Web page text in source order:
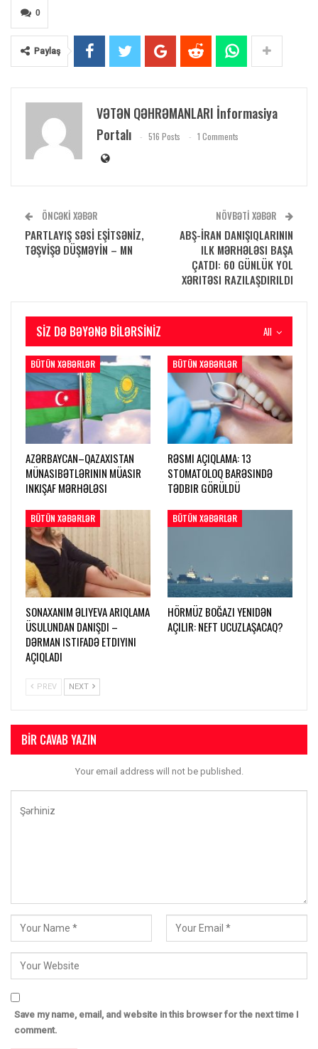
0
Paylaş
VƏTƏN QƏHRƏMANLARI İnformasiya
Portalı
516 Posts 1 Comments
ÖNCƏKI XƏBƏR
PARTLAYIŞ SƏSİ EŞİTSƏNİZ,
TƏŞVİŞƏ DÜŞMƏYİN – MN
NÖVBƏTI XƏBƏR
ABŞ-İRAN DANIŞIQLARININ
ILK MƏRHƏLƏSI BAŞA
ÇATDI: 60 GÜNLÜK YOL
XƏRITƏSI RAZILAŞDIRILDI
All
SIZ DƏ BƏYƏNƏ BILƏRSINIZ
BÜTÜN XƏBƏRLƏR
AZƏRBAYCAN–QAZAXISTAN
MÜNASIBƏTLƏRININ MÜASIR
INKIŞAF MƏRHƏLƏSI
BÜTÜN XƏBƏRLƏR
RƏSMI AÇIQLAMA: 13
STOMATOLOQ BARƏSINDƏ
TƏDBIR GÖRÜLDÜ
BÜTÜN XƏBƏRLƏR
SONAXANIM ƏLIYEVA ARIQLAMA
ÜSULUNDAN DANIŞDI –
DƏRMAN ISTIFADƏ ETDIYINI
AÇIQLADI
BÜTÜN XƏBƏRLƏR
HÖRMÜZ BOĞAZI YENIDƏN
AÇILIR: NEFT UCUZLAŞACAQ?
PREV NEXT
BIR CAVAB YAZIN
Your email address will not be published.
Save my name, email, and website in this browser for the next time I
comment.